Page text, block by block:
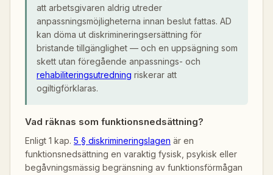
att arbetsgivaren aldrig utreder
anpassningsmöjligheterna innan beslut fattas. AD
kan döma ut diskrimineringsersättning för
bristande tillgänglighet — och en uppsägning som
skett utan föregående anpassnings- och
rehabiliteringsutredning riskerar att
ogiltigförklaras.
Vad räknas som funktionsnedsättning?
Enligt 1 kap. 5 § diskrimineringslagen är en
funktionsnedsättning en varaktig fysisk, psykisk eller
begåvningsmässig begränsning av funktionsförmågan